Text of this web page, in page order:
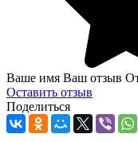
Ваше имя Ваш отзыв
Оcтавить отзыв
Поделиться